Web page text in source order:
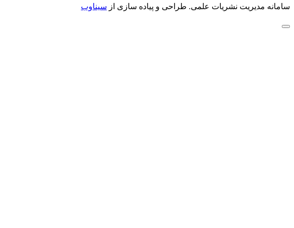
سامانه مدیریت نشریات علمی. طراحی و پیاده سازی از سیناوب